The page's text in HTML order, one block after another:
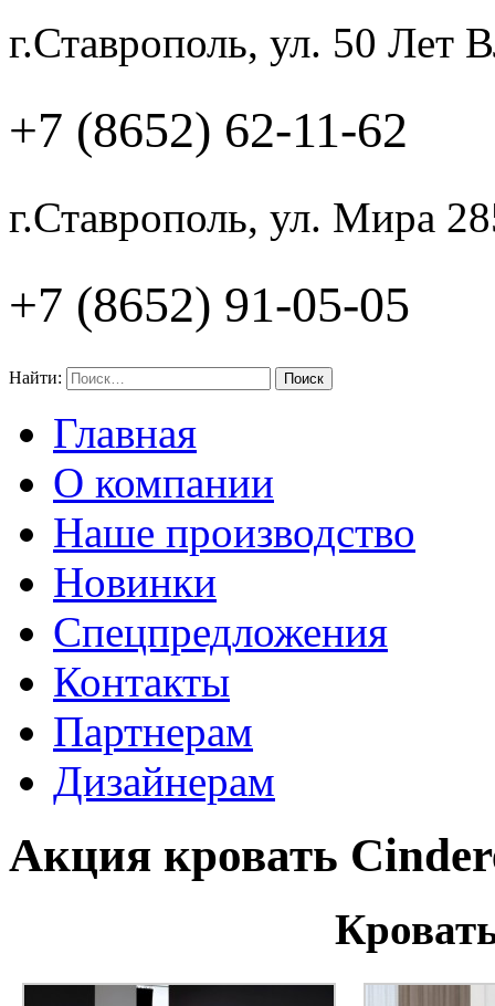
г.Ставрополь, ул. 50
+7 (8652) 62-11-62
г.Ставрополь, ул. Мира
+7 (8652) 91-05-05
Найти:
Главная
О компании
Наше производство
Новинки
Спецпредложения
Контакты
Партнерам
Дизайнерам
Акция кровать